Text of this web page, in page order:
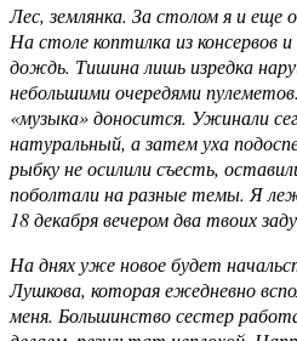
Лес, землянка. За столом я и еще
На столе коптилка из консервов
дождь. Тишина лишь изредка
небольшими очередями
«музыка» доносится. Ужинали
натуральный, а затем уха
рыбку не осилили съесть,
поболтали на разные темы. Я
18 декабря вечером два твоих
На днях уже новое будет
Лушкова, которая ежедневно
меня. Большинство сестер